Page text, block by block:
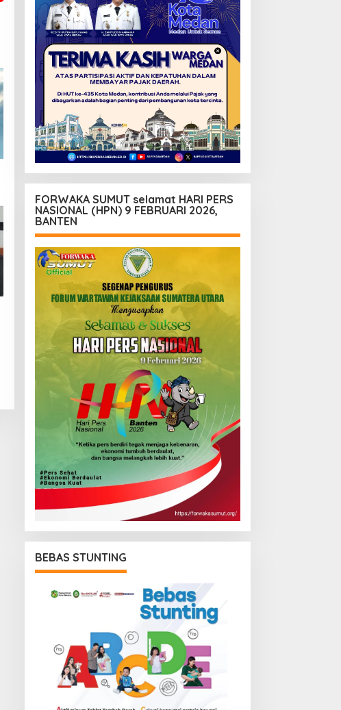
FORWAKA SUMUT selamat HARI PERS
NASIONAL (HPN) 9 FEBRUARI 2026,
BANTEN
BEBAS STUNTING